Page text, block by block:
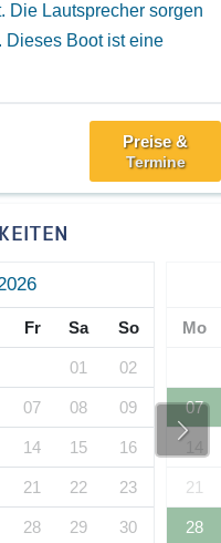
Die Lautsprecher sorgen
Dieses Boot ist eine
Preise &
Termine
Fr Sa So
01 02
07 08 09
14 15 16
21 22 23
28 29 30
Mo
07
21
28